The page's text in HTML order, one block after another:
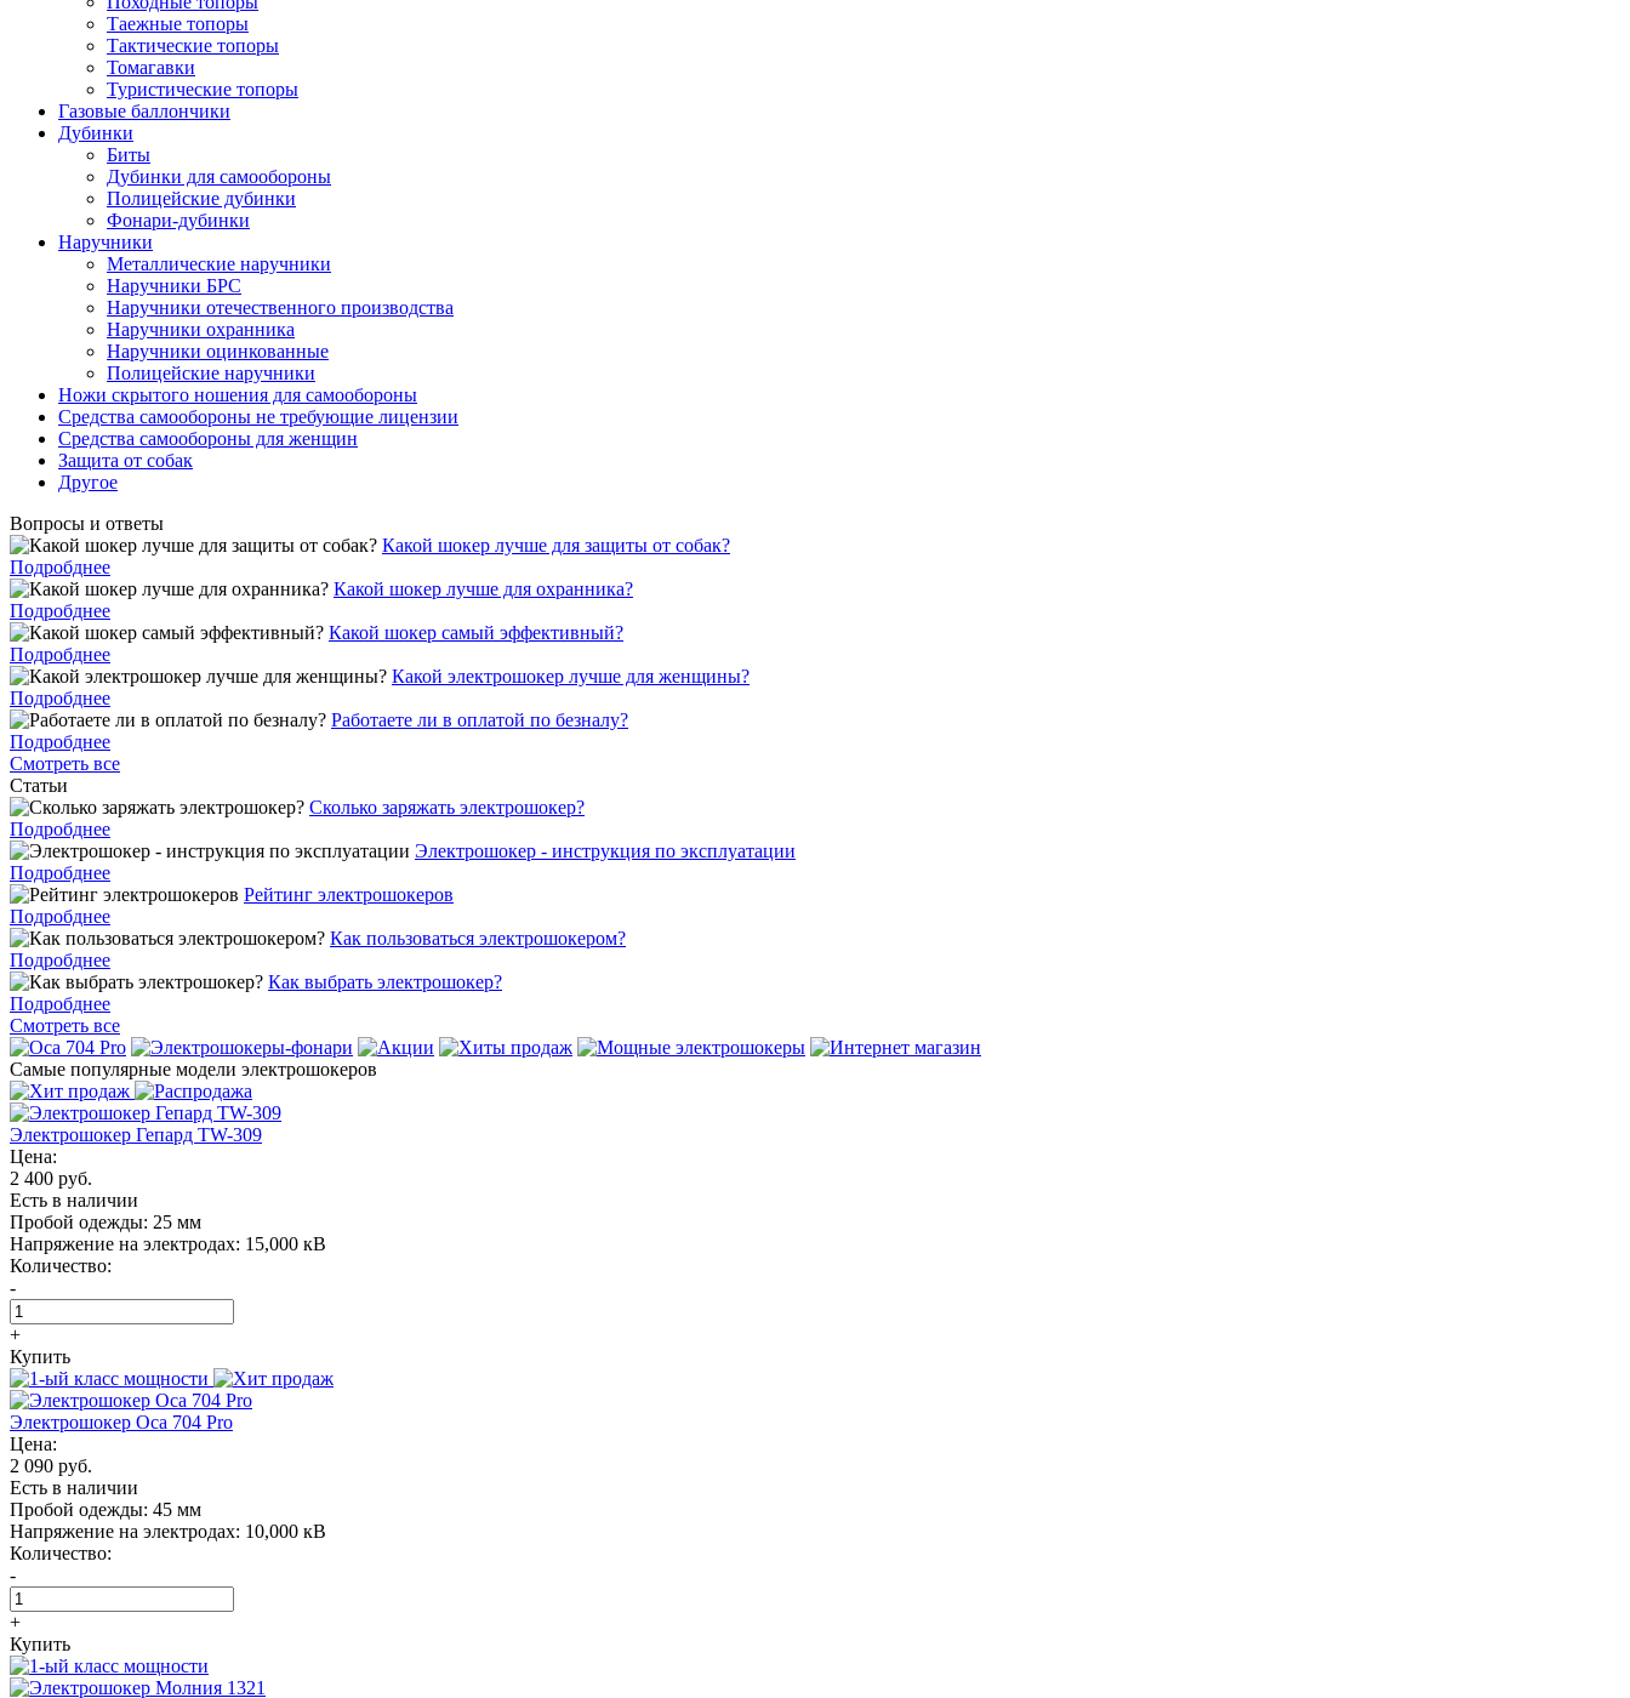
Таежные топоры
Тактические топоры
Томагавки
Туристические топоры
Газовые баллончики
Дубинки
Биты
Дубинки для самообороны
Полицейские дубинки
Фонари-дубинки
Наручники
Металлические наручники
Наручники БРС
Наручники отечественного производства
Наручники охранника
Наручники оцинкованные
Полицейские наручники
Ножи скрытого ношения для самообороны
Средства самообороны не требующие лицензии
Средства самообороны для женщин
Защита от собак
Другое
Вопросы и ответы
Какой шокер лучше для защиты от собак?
Подробднее
Какой шокер лучше для охранника?
Подробднее
Какой шокер самый эффективный?
Подробднее
Какой электрошокер лучше для женщины?
Подробднее
Работаете ли в оплатой по безналу?
Подробднее
Смотреть все
Статьи
Cколько заряжать электрошокер?
Подробднее
Электрошокер - инструкция по эксплуатации
Подробднее
Рейтинг электрошокеров
Подробднее
Как пользоваться электрошокером?
Подробднее
Как выбрать электрошокер?
Подробднее
Смотреть все
Самые популярные модели электрошокеров
Электрошокер Гепард TW-309
Цена:
2 400 руб.
Есть в наличии
Пробой одежды: 25 мм
Напряжение на электродах: 15,000 кВ
Количество:
-
+
Купить
Электрошокер Oса 704 Pro
Цена:
2 090 руб.
Есть в наличии
Пробой одежды: 45 мм
Напряжение на электродах: 10,000 кВ
Количество:
-
+
Купить